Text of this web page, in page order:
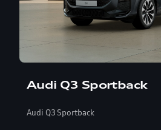
Audi Q3 Sportback
Audi Q3 Sportback